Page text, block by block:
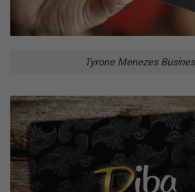
Tyrone Menezes